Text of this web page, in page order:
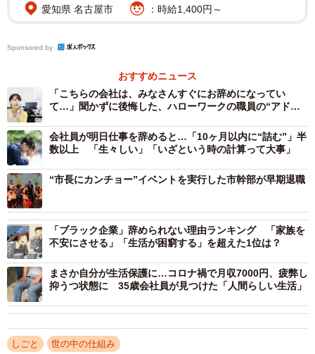
2/3
（kapinon/stock.adobe.com）
ー一般的な退職と、退職代行サービスを使った退職とで異
なる点はありますか。
会社とのやり取りを誰がおこなうかが大きな違いです。一
般的な退職であれば、本人が退職願を提出し、引継ぎや有
休消化などを交渉して退職日を迎えます。しかし退職代行
を利用すると、本人が会社とやり取りをすることなく退職
手続きが可能です。必要な書類は本人から代行業者に提出
返却したりします。
愛知県 名古屋市
：時給1,400円～
Sponsored by
おすすめニュース
「こちらの会社は、みなさんすぐにお辞めになってい
て…」聞かずに後悔した、ハローワークの職員の“アドバ
会社員が明日仕事を辞めると…「10ヶ月以内に“詰む”」半
数以上 「生々しい」「いざという時の計算って大事」
“市長にカンチョー”イベントを実行した市幹部が早期退職
「ブラック企業」辞められない理由ランキング 「家族を
不安にさせる」「生活が困窮する」を超えた1位は？
まさか自分が生活保護に…コロナ禍で月収7000円、疲弊し
抑うつ状態に 35歳会社員が見つけた「人間らしい生活」
しごと 世の中の仕組み